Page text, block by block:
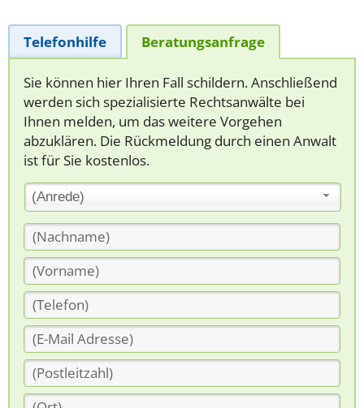
Telefonhilfe Beratungsanfrage
Sie können hier Ihren Fall schildern. Anschließend
werden sich spezialisierte Rechtsanwälte bei
Ihnen melden, um das weitere Vorgehen
abzuklären. Die Rückmeldung durch einen Anwalt
ist für Sie kostenlos.
(Anrede)